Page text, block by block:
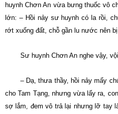
huynh Chơn An vừa bưng thuốc vô
lớn: – Hồi nảy sư huynh có la rồi,
rớt xuống đất, chỗ gần lu nước nên
Sư huynh Chơn An nghe vậy,
– Dạ, thưa thầy, hồi nảy mấy
cho Tam Tạng, nhưng vừa lấy ra,
sợ lắm, đem vô trả lại nhưng lỡ tay